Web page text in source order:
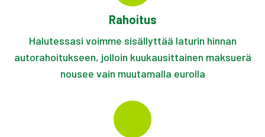
Rahoitus
Halutessasi voimme sisällyttää laturin hinnan
autorahoitukseen, jolloin kuukausittainen maksuerä
nousee vain muutamalla eurolla